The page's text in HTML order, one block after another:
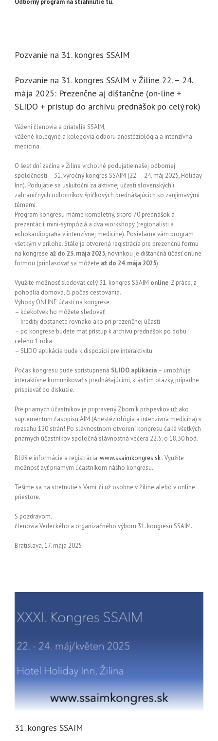
Pozvanie na 31. kongres SSAIM
Pozvanie na 31. kongres SSAIM v Žiline 22. – 24.
mája 2025: Prezenčne aj dištančne (on-line +
SLIDO + prístup do archívu prednášok po celý rok)
Vážení členovia a priatelia SSAIM,
vážené kolegyne a kolegovia odboru anestéziológia a intenzívna
medicína.
O šesť dní začína v Žiline vrcholné podujatie našej odbornej
spoločnosti – 31. výročný kongres SSAIM (22. – 24. máj 2025, Holiday
Inn). Podujatie sa uskutoční za aktívnej účasti slovenských i
zahraničných odborníkov, špičkových prednášajúcich so zaujímavými
témami.
Program kongresu máme kompletný, skoro 70 prednášok a
prezentácií, mini-sympóziá a dva workshopy (regionalisti a
echokardiografia v intenzívnej medicíne). Posielame vám program
všetkým v prílohe. Stále je otvorená registrácia pre prezenčnú formu
na kongrese až do 23. mája 2025, novinkou je dištančná účasť online
formou (prihlasovať sa môžete až do 24. mája 2025).
Využite možnosť sledovať celý 31. kongres SSAIM online. Z práce, z
pohodlia domova, či počas cestovania.
Výhody ONLINE účasti na kongrese:
– kdekoľvek ho môžete sledovať
– kredity dostanete rovnako ako pri prezenčnej účasti
– po kongrese budete mať prístup k archívu prednášok po dobu
celého 1 roka
– SLIDO aplikácia bude k dispozícii pre interaktivitu
Počas kongresu bude sprístupnená SLIDO aplikácia – umožňuje
interaktívne komunikovať s prednášajúcimi, klásť im otázky, prípadne
prispievať do diskusie.
Pre priamych účastníkov je pripravený Zborník príspevkov už ako
suplementum časopisu AIM (Anestéziológia a intenzívna medicína) v
rozsahu 120 strán! Po slávnostnom otvorení kongresu čaká všetkých
priamych účastníkov spoločná slávnostná večera 22.5. o 18,30 hod.
Bližšie informácie a registrácia:www.ssaimkongres.sk . Využite
možnosť byť priamym účastníkom nášho kongresu.
Tešíme sa na stretnutie s Vami, či už osobne v Žiline alebo v online
priestore.
S pozdravom,
členovia Vedeckého a organizačného výboru 31. kongresu SSAIM.
Bratislava, 17. mája 2025
31. kongres SSAIM